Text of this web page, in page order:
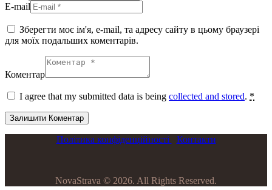
E-mail
Зберегти моє ім'я, e-mail, та адресу сайту в цьому браузері
для моїх подальших коментарів.
Коментар
I agree that my submitted data is being collected and stored. *
Політика конфіденційності Контакти
NovaStrava © 2026. All Rights Reserved.